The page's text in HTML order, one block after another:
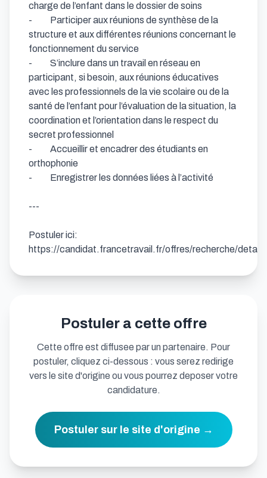
charge de l’enfant dans le dossier de soins
-          Participer aux réunions de synthèse de la
structure et aux différentes réunions concernant le
fonctionnement du service
-          S’inclure dans un travail en réseau en
participant, si besoin, aux réunions éducatives
avec les professionnels de la vie scolaire ou de la
santé de l’enfant pour l’évaluation de la situation, la
coordination et l’orientation dans le respect du
secret professionnel
-          Accueillir et encadrer des étudiants en
orthophonie
-          Enregistrer les données liées à l’activité
---
Postuler ici:
https://candidat.francetravail.fr/offres/recherche/detail/
Postuler a cette offre
Cette offre est diffusee par un partenaire. Pour
postuler, cliquez ci-dessous : vous serez redirige
vers le site d'origine ou vous pourrez deposer votre
candidature.
Postuler sur le site d'origine →